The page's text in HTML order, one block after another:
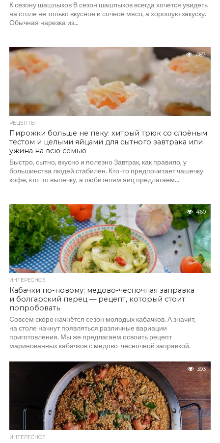
К сезону шашлыков В сезон шашлыков всегда хочется увидеть
на столе не только вкусное и сочное мясо, а хорошую закуску.
Обычная нарезка из...
487
РЕЦЕПТЫ
Пирожки больше не пеку: хитрый трюк со слоёным
тестом и целыми яйцами для сытного завтрака или
ужина на всю семью
Быстро, сытно, вкусно и полезно Завтрак, как правило, у
большинства людей стабилен. Кто-то предпочитает чашечку
кофе, кто-то выпечку, а любителям яиц предлагаем...
460
ИНТЕРЕСНОЕ
Кабачки по-новому: медово-чесночная заправка
и болгарский перец — рецепт, который стоит
попробовать
Совсем скоро начнётся сезон молодых кабачков. А значит,
на столе начнут появляться различные вариации
приготовления. Мы же предлагаем освоить рецепт
маринованных кабачков с медово-чесночной заправкой.
393
ИНТЕРЕСНОЕ